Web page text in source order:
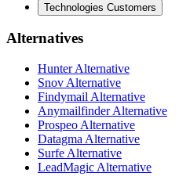
Technologies Customers
Alternatives
Hunter Alternative
Snov Alternative
Findymail Alternative
Anymailfinder Alternative
Prospeo Alternative
Datagma Alternative
Surfe Alternative
LeadMagic Alternative